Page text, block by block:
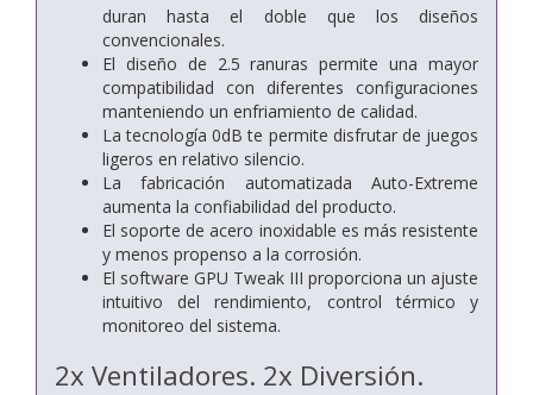
duran hasta el doble que los diseños
convencionales.
El diseño de 2.5 ranuras permite una mayor
compatibilidad con diferentes configuraciones
manteniendo un enfriamiento de calidad.
La tecnología 0dB te permite disfrutar de juegos
ligeros en relativo silencio.
La fabricación automatizada Auto-Extreme
aumenta la confiabilidad del producto.
El soporte de acero inoxidable es más resistente
y menos propenso a la corrosión.
El software GPU Tweak III proporciona un ajuste
intuitivo del rendimiento, control térmico y
monitoreo del sistema.
2x Ventiladores. 2x Diversión.